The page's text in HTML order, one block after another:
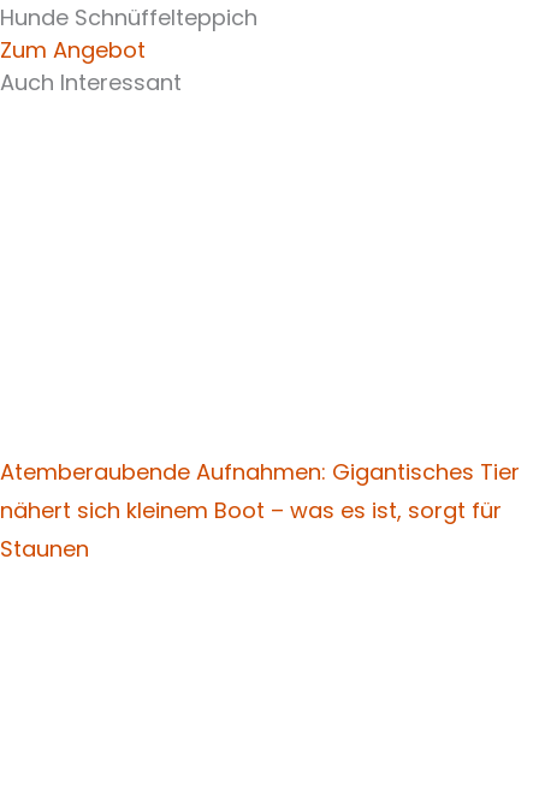
Hunde Schnüffelteppich
Zum Angebot
Auch Interessant
Atemberaubende Aufnahmen: Gigantisches Tier
nähert sich kleinem Boot – was es ist, sorgt für
Staunen